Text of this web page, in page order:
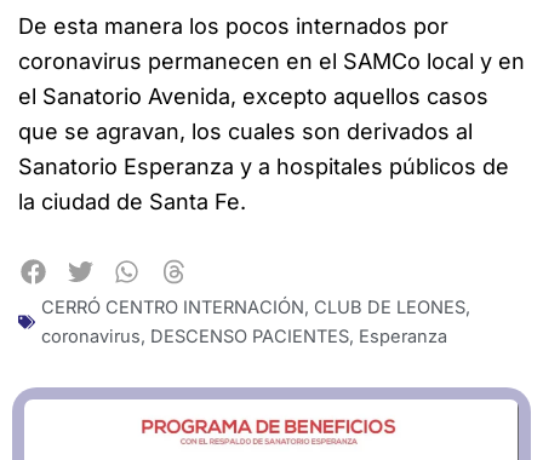
De esta manera los pocos internados por
coronavirus permanecen en el SAMCo local y en
el Sanatorio Avenida, excepto aquellos casos
que se agravan, los cuales son derivados al
Sanatorio Esperanza y a hospitales públicos de
la ciudad de Santa Fe.
CERRÓ CENTRO INTERNACIÓN, CLUB DE LEONES,
coronavirus, DESCENSO PACIENTES, Esperanza